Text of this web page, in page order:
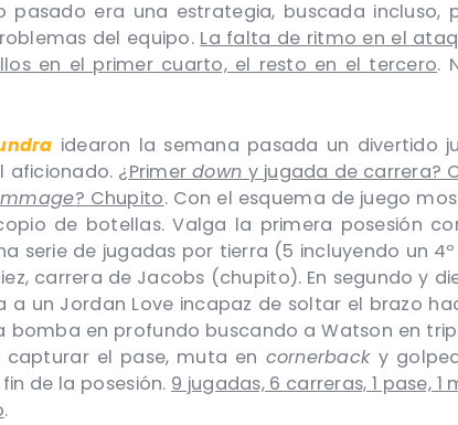
pasado era una estrategia, buscada
del equipo. La falta de ritmo en el
en el primer cuarto, el resto en el tercero.
idearon la semana pasada un divertido
aficionado. ¿Primerdown y jugada de carrera?
? Chupito. Con el esquema de juego
de botellas. Valga la primera posesión
serie de jugadas por tierra (5 incluyendo un 4º
carrera de Jacobs (chupito). En segundo y
a un Jordan Love incapaz de soltar el brazo
bomba en profundo buscando a Watson en
el pase, muta en cornerback y
de la posesión. 9 jugadas, 6 carreras, 1 pase, 1
.